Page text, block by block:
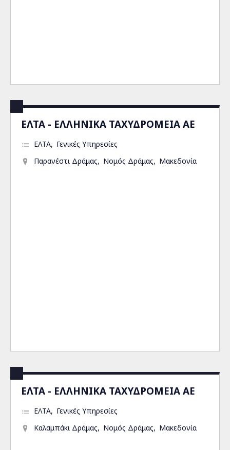
ΕΛΤΑ - ΕΛΛΗΝΙΚΑ ΤΑΧΥΔΡΟΜΕΙΑ ΑΕ
ΕΛΤΑ
Γενικές Υπηρεσίες
Παρανέστι Δράμας
Νομός Δράμας Μακεδονία
ΕΛΤΑ - ΕΛΛΗΝΙΚΑ ΤΑΧΥΔΡΟΜΕΙΑ ΑΕ
ΕΛΤΑ
Γενικές Υπηρεσίες
Καλαμπάκι Δράμας
Νομός Δράμας Μακεδονία